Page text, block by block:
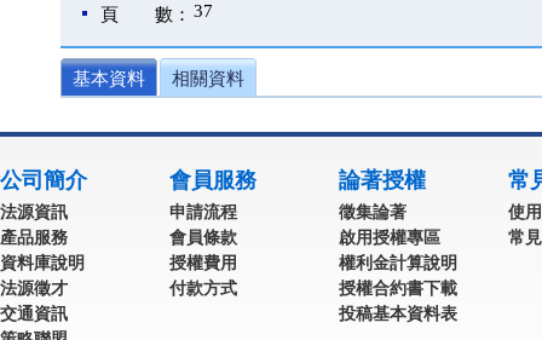
頁 數： 37
基本資料 相關資料
公司簡介
法源資訊
產品服務
資料庫說明
法源徵才
交通資訊
會員服務
申請流程
會員條款
授權費用
付款方式
論著授權
徵集論著
啟用授權專區
權利金計算說明
授權合約書下載
投稿基本資料表
常
使
常